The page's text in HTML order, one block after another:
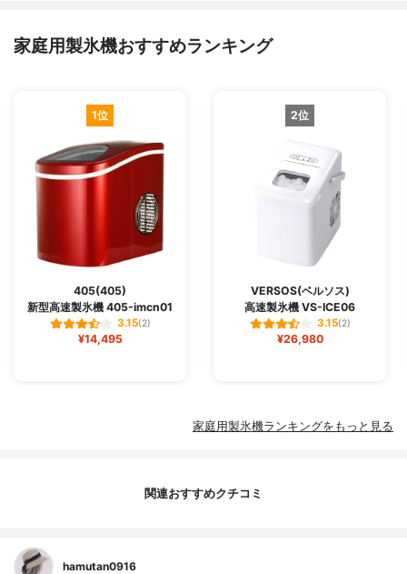
家庭用製氷機おすすめランキング
1位
405(405)
新型高速製氷機 405-imcn01
3.15(2)
¥14,495
2位
VERSOS(ベルソス)
高速製氷機 VS-ICE06
3.15(2)
¥26,980
家庭用製氷機ランキングをもっと見る
関連おすすめクチコミ
hamutan0916